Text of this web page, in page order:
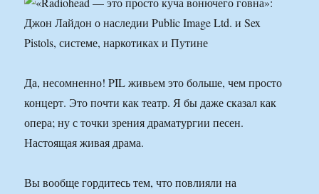
Да, несомненно! PIL живьем это больше, чем просто
концерт. Это почти как театр. Я бы даже сказал как
опера; ну с точки зрения драматургии песен.
Настоящая живая драма.
Вы вообще гордитесь тем, что повлияли на